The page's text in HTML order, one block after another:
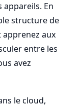
En
structure de
aux
entre les
avez
le cloud,